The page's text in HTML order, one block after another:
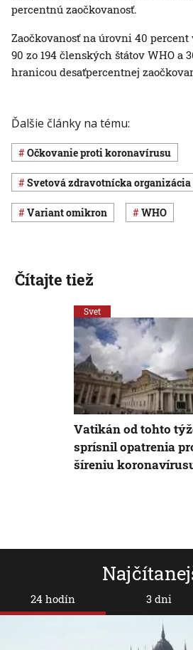
percentnú zaočkovanosť.
Zaočkovanosť na úrovni 40
90 zo 194 členských štátov WHO a
hranicou desaťpercentnej
Ďalšie články na tému:
očkovanie proti koronavírusu
Svetová zdravotnícka organizácia
variant omikron WHO
24 hodín 3 dni
Čítajte tiež
Svet
Vatikán od tohto
sprísnil opatrenia
šíreniu